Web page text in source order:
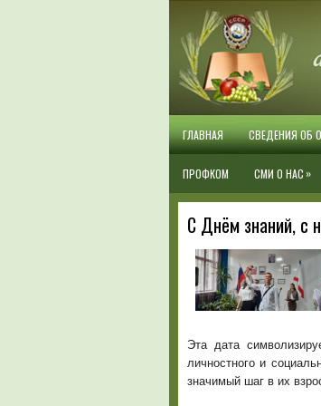
ГЛАВНАЯ СВЕДЕНИЯ ОБ
ПРОФКОМ СМИ О НАС »
С Днём знаний, с
Эта дата
личностного и
значимый шаг в их